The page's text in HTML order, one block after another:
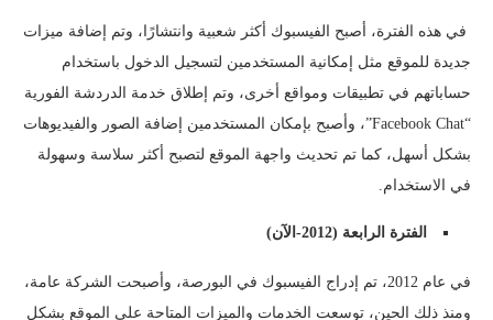
في هذه الفترة، أصبح الفيسبوك أكثر شعبية وانتشارًا، وتم إضافة ميزات
جديدة للموقع مثل إمكانية المستخدمين لتسجيل الدخول باستخدام
حساباتهم في تطبيقات ومواقع أخرى، وتم إطلاق خدمة الدردشة الفورية
“Facebook Chat”، وأصبح بإمكان المستخدمين إضافة الصور والفيديوهات
بشكل أسهل، كما تم تحديث واجهة الموقع لتصبح أكثر سلاسة وسهولة
في الاستخدام.
الفترة الرابعة (2012-الآن)
في عام 2012، تم إدراج الفيسبوك في البورصة، وأصبحت الشركة عامة،
ومنذ ذلك الحين، توسعت الخدمات والميزات المتاحة على الموقع بشكل